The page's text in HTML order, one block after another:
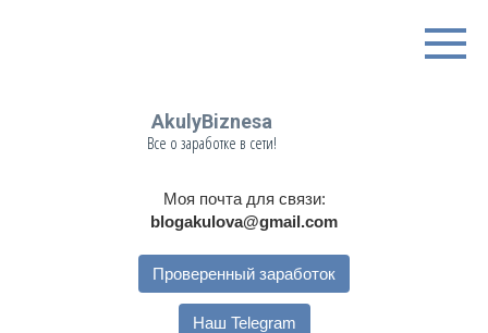
AkulyBiznesa
Все о заработке в сети!
Моя почта для связи:
blogakulova@gmail.com
Проверенный заработок
Наш Telegram